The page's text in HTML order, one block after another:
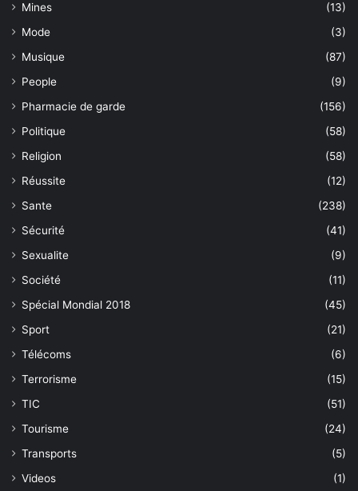
Mines
(13)
Mode
(3)
Musique
(87)
People
(9)
Pharmacie de garde
(156)
Politique
(58)
Religion
(58)
Réussite
(12)
Sante
(238)
Sécurité
(41)
Sexualite
(9)
Société
(11)
Spécial Mondial 2018
(45)
Sport
(21)
Télécoms
(6)
Terrorisme
(15)
TIC
(51)
Tourisme
(24)
Transports
(5)
Videos
(1)